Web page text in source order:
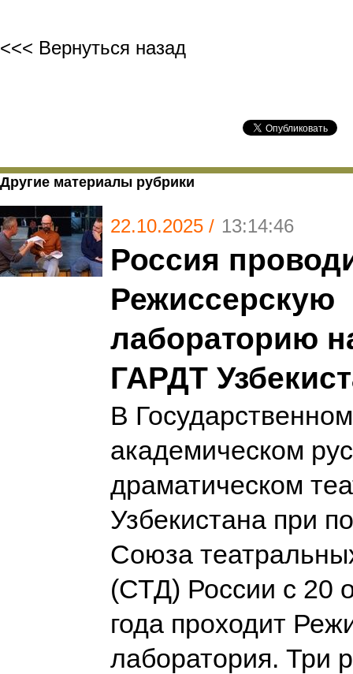
<<< Вернуться назад
Другие материалы рубрики
22.10.2025 / 13:14:46
Россия
Режиссерскую
лабораторию
ГАРДТ
В Государственном
академическом
драматическом
Узбекистана при
Союза
(СТД) России с 20
года проходит
лаборатория. Три